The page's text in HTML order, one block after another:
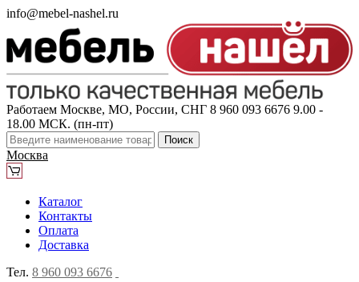
info@mebel-nashel.ru
Работаем Москве, МО, России, СНГ 8 960 093 6676 9.00 -
18.00 МСК. (пн-пт)
Поиск
Москва
Каталог
Контакты
Оплата
Доставка
Тел. 8 960 093 6676